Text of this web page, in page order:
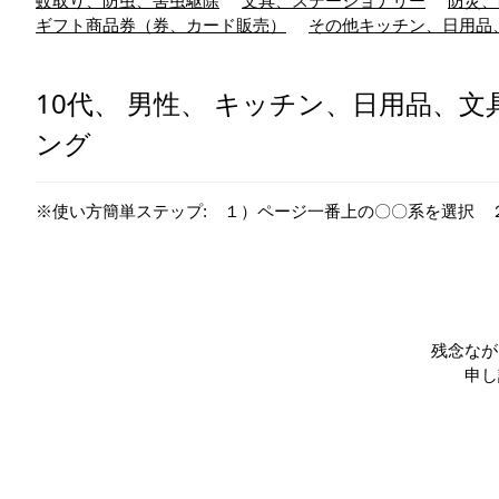
ギフト商品券（券、カード販売）
その他キッチン、日用品
10代、 男性、 キッチン、日用品、
ング
※使い方簡単ステップ: １）ページ一番上の〇〇系を選択
残念な
申